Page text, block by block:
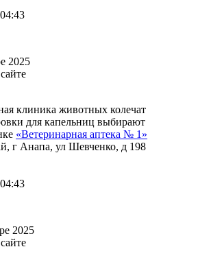
04:43
2025
клиника животных колечат
для капельниц выбирают
«Ветеринарная аптека № 1 »
г Анапа, ул Шевченко, д 198
04:43
2025